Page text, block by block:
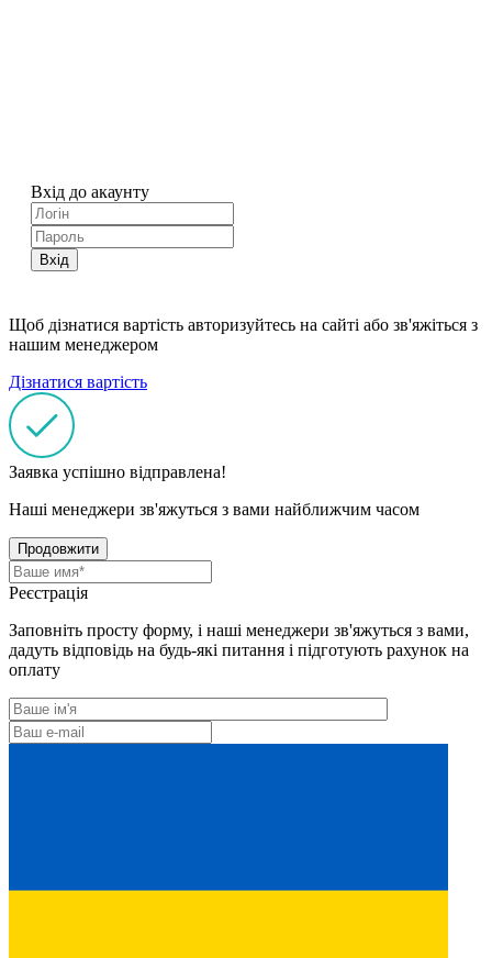
Вхід до акаунту
Вхід
Щоб дізнатися вартість авторизуйтесь на сайті або зв'яжіться з
нашим менеджером
Дізнатися вартість
Заявка успішно відправлена!
Наші менеджери зв'яжуться з вами найближчим часом
Продовжити
Реєстрація
Заповніть просту форму, і наші менеджери зв'яжуться з вами,
дадуть відповідь на будь-які питання і підготують рахунок на
оплату